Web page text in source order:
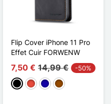
Flip Cover iPhone 11 Pro
Effet Cuir FORWENW
7,50 € 14,99 € -50%
Schwarz
Rot Dunkelblau
Braun